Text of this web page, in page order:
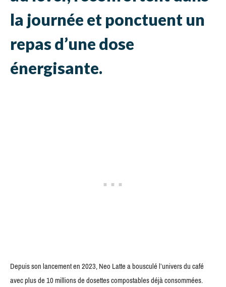
la journée et ponctuent un
repas d’une dose
énergisante.
Depuis son lancement en 2023, Neo Latte a bousculé l’univers du café
avec plus de 10 millions de dosettes compostables déjà consommées.